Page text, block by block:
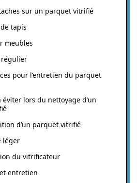
sur un parquet vitrifié
tapis
meubles
régulier
pour l’entretien du parquet
éviter lors du nettoyage d’un
d’un parquet vitrifié
léger
du vitrificateur
entretien